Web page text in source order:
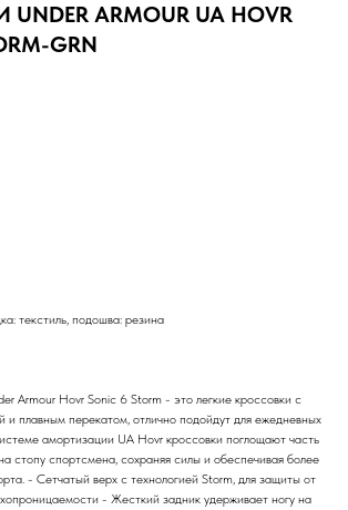
ARMOUR UA HOVR
GRN
текстиль, подошва: резина
Armour Hovr Sonic 6 Storm - это легкие кроссовки с
и плавным перекатом, отлично подойдут для ежедневных
амортизации UA Hovr кроссовки поглощают часть
стопу спортсмена, сохраняя силы и обеспечивая более
- Сетчатый верх с технологией Storm, для защиты от
- Жесткий задник удерживает ногу на